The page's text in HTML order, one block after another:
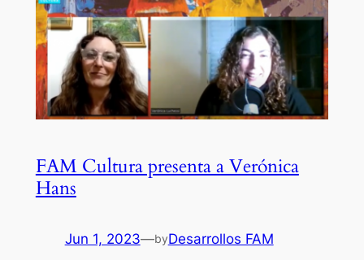
FAM Cultura presenta a Verónica
Hans
Jun 1, 2023—byDesarrollos FAM